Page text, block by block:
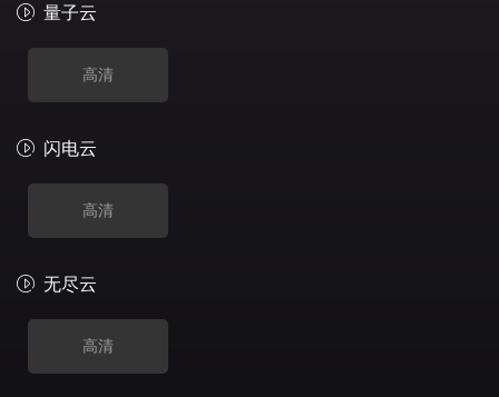
量子云
高清
闪电云
高清
无尽云
高清